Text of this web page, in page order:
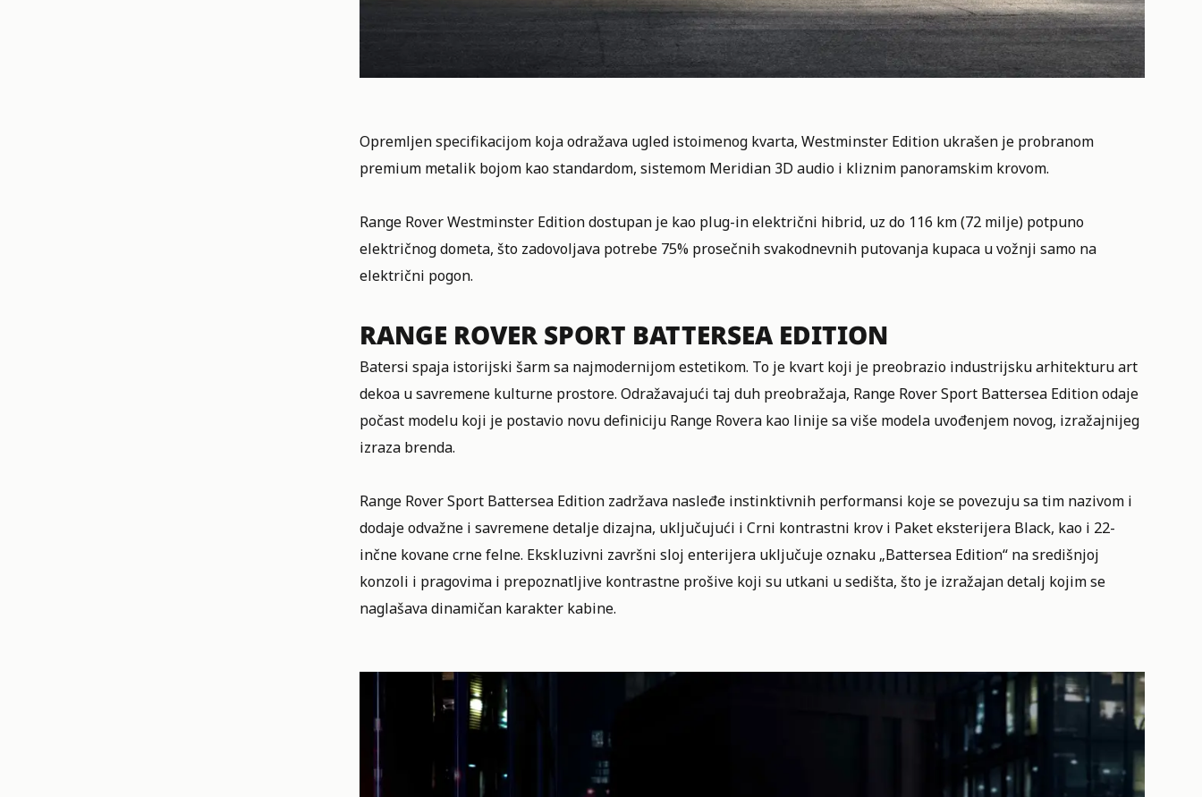
Opremljen specifikacijom koja odražava ugled istoimenog kvarta, Westminster Edition ukrašen je probranom
premium metalik bojom kao standardom, sistemom Meridian 3D audio i kliznim panoramskim krovom.
Range Rover Westminster Edition dostupan je kao plug-in električni hibrid, uz do 116 km (72 milje) potpuno
električnog dometa, što zadovoljava potrebe 75% prosečnih svakodnevnih putovanja kupaca u vožnji samo na
električni pogon.
RANGE ROVER SPORT BATTERSEA EDITION
Batersi spaja istorijski šarm sa najmodernijom estetikom. To je kvart koji je preobrazio industrijsku arhitekturu art
dekoa u savremene kulturne prostore. Odražavajući taj duh preobražaja, Range Rover Sport Battersea Edition odaje
počast modelu koji je postavio novu definiciju Range Rovera kao linije sa više modela uvođenjem novog, izražajnijeg
izraza brenda.
Range Rover Sport Battersea Edition zadržava nasleđe instinktivnih performansi koje se povezuju sa tim nazivom i
dodaje odvažne i savremene detalje dizajna, uključujući i Crni kontrastni krov i Paket eksterijera Black, kao i 22-
inčne kovane crne felne. Ekskluzivni završni sloj enterijera uključuje oznaku „Battersea Edition“ na središnjoj
konzoli i pragovima i prepoznatljive kontrastne prošive koji su utkani u sedišta, što je izražajan detalj kojim se
naglašava dinamičan karakter kabine.